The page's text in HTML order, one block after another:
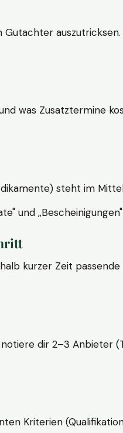
Gutachter auszutricksen.
was Zusatztermine
steht im
und
kurzer Zeit
dir 2–3 Anbieter
Kriterien